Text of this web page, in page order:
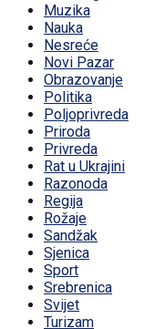
Muzika
Nauka
Nesreće
Novi Pazar
Obrazovanje
Politika
Poljoprivreda
Priroda
Privreda
Rat u Ukrajini
Razonoda
Regija
Rožaje
Sandžak
Sjenica
Sport
Srebrenica
Svijet
Turizam